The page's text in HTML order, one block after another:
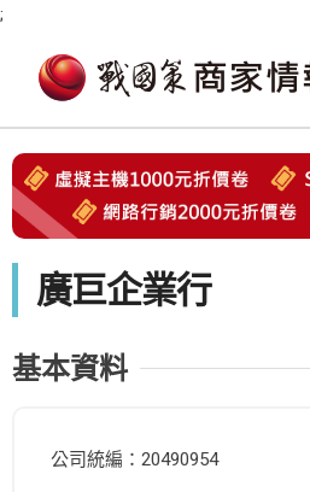
;
廣巨企業行
基本資料
公司統編：20490954